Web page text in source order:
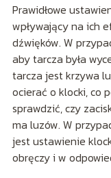
Prawidłowe
wpływający na ich
dźwięków. W
aby tarcza była
tarcza jest krzywa
ocierać o klocki, co
sprawdzić, czy
ma luzów. W
jest ustawienie
obręczy i w